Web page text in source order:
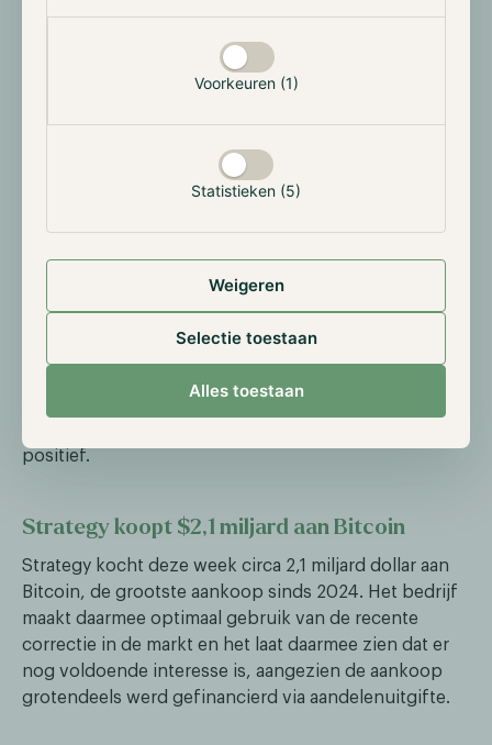
Voorkeuren (1)
Statistieken (5)
Weigeren
Selectie toestaan
Alles toestaan
Clarity-wet vertraagd, binnen weken
verwacht
De Amerikaanse Clarity-wet voor crypto-
marktstructuur is vertraagd, maar wordt nog steeds
tijdelijk verschoof. Inhoudelijk blijft het belang groot:
rolverdeling tussen toezichthouders en regels voor
en toegankelijk maken. De markt reageert vaak
positief.
Strategy koopt $2,1 miljard aan Bitcoin
Strategy kocht deze week circa 2,1 miljard dollar aan
Bitcoin, de grootste aankoop sinds 2024. Het bedrijf
maakt daarmee optimaal gebruik van de recente
correctie in de markt en het laat daarmee zien dat er
nog voldoende interesse is, aangezien de aankoop
grotendeels werd gefinancierd via aandelenuitgifte.